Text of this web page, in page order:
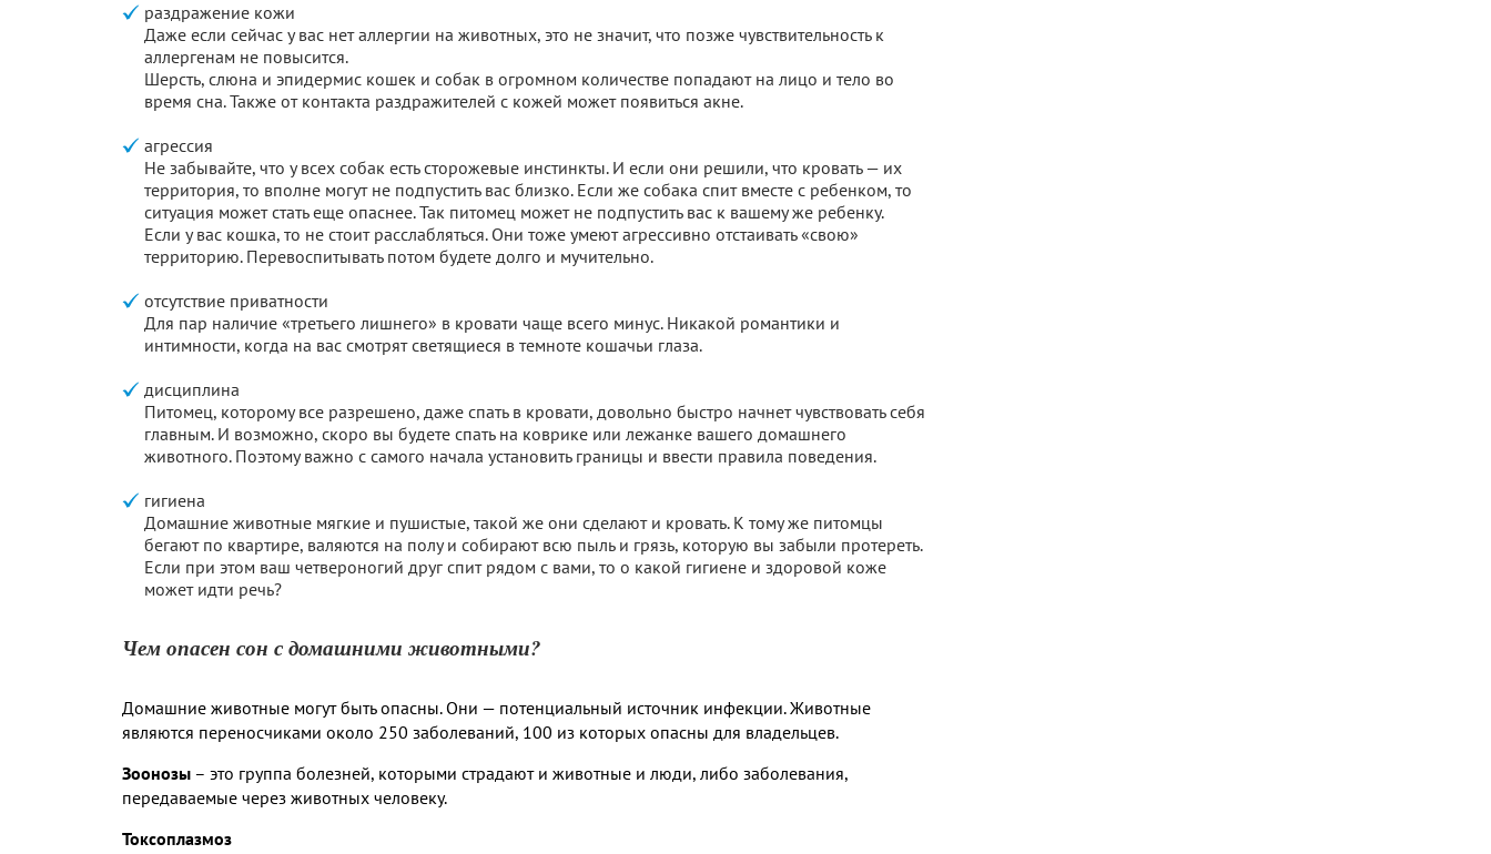
раздражение кожи
Даже если сейчас у вас нет аллергии на животных, это не значит, что позже чувствительность к
аллергенам не повысится.
Шерсть, слюна и эпидермис кошек и собак в огромном количестве попадают на лицо и тело во
время сна. Также от контакта раздражителей с кожей может появиться акне.
агрессия
Не забывайте, что у всех собак есть сторожевые инстинкты. И если они решили, что кровать — их
территория, то вполне могут не подпустить вас близко. Если же собака спит вместе с ребенком, то
ситуация может стать еще опаснее. Так питомец может не подпустить вас к вашему же ребенку.
Если у вас кошка, то не стоит расслабляться. Они тоже умеют агрессивно отстаивать «свою»
территорию. Перевоспитывать потом будете долго и мучительно.
отсутствие приватности
Для пар наличие «третьего лишнего» в кровати чаще всего минус. Никакой романтики и
интимности, когда на вас смотрят светящиеся в темноте кошачьи глаза.
дисциплина
Питомец, которому все разрешено, даже спать в кровати, довольно быстро начнет чувствовать себя
главным. И возможно, скоро вы будете спать на коврике или лежанке вашего домашнего
животного. Поэтому важно с самого начала установить границы и ввести правила поведения.
гигиена
Домашние животные мягкие и пушистые, такой же они сделают и кровать. К тому же питомцы
бегают по квартире, валяются на полу и собирают всю пыль и грязь, которую вы забыли протереть.
Если при этом ваш четвероногий друг спит рядом с вами, то о какой гигиене и здоровой коже
может идти речь?
Чем опасен сон с домашними животными?
Домашние животные могут быть опасны. Они — потенциальный источник инфекции. Животные
являются переносчиками около 250 заболеваний, 100 из которых опасны для владельцев.
Зоонозы – это группа болезней, которыми страдают и животные и люди, либо заболевания,
передаваемые через животных человеку.
Токсоплазмоз